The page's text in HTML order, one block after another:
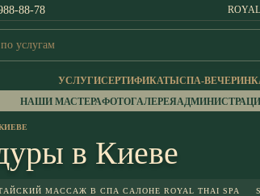
88-78
УСЛУГИСЕРТИФИКАТЫСПА-
НАШИ МАСТЕРАФОТОГАЛЕРЕЯ
в Киеве
МАССАЖ В СПА САЛОНЕ ROYAL THAI SPA